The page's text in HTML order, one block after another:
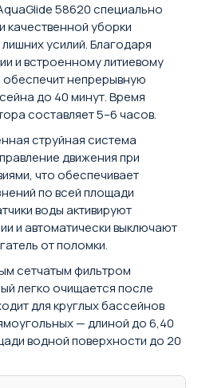
58620 специально
качественной уборки
усилий. Благодаря
и встроенному литиевому
обеспечит непрерывную
до 40 минут. Время
составляет 5–6 часов.
струйная система
движения при
что обеспечивает
по всей площади
воды активируют
и автоматически выключают
от поломки.
сетчатым фильтром
легко очищается после
для круглых бассейнов
— длиной до 6,40
водной поверхности до 20